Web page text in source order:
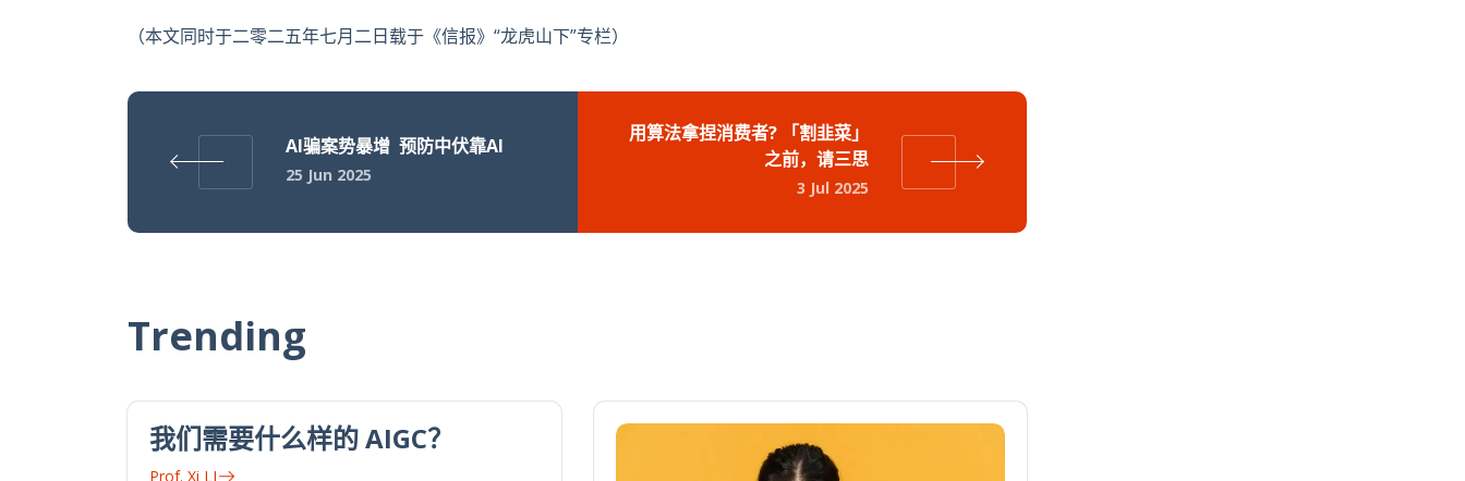
（本文同时于二零二五年七月二日载于《信报》“龙虎山下”专栏）
AI骗案势暴增 预防中伏靠AI
25 Jun 2025
用算法拿捏消费者? 「割韭菜」
之前，请三思
3 Jul 2025
Trending
我们需要什么样的 AIGC？
Prof. Xi LI